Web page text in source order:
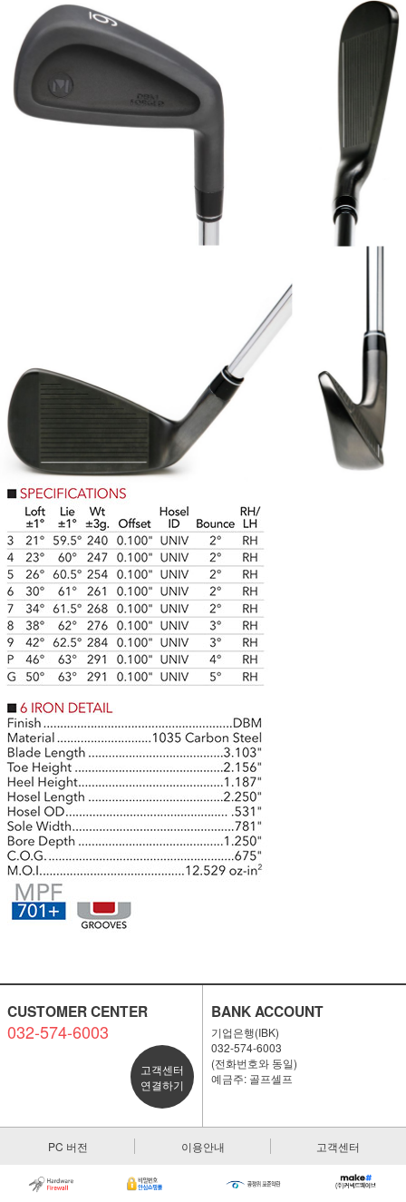
CUSTOMER CENTER
032-574-6003
고객센터
연결하기
BANK ACCOUNT
기업은행(IBK)
032-574-6003
(전화번호와 동일)
예금주: 골프셀프
PC 버전 이용안내 고객센터